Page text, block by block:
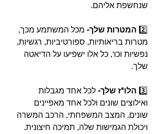
שנחשפת אליהם.⁣⁣
⁣2️⃣ המטרות שלך- מכל המשתמע מכך,
מטרות בריאותיות, ספורטיביות, רגשיות,
נפשיות וכו', כל אלו ישפיעו על הדיאטה
שלך.⁣⁣
3️⃣ הלו"ז שלך- לכל אחד מגבלות
ואילוצים שונים ולכל אחד מאפיינים
שונים. המצב המשפחתי, הרכב המשרה
ויכולת הגמישות שלה, תמיכה חיצונית.